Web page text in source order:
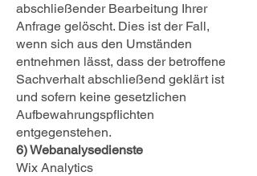
abschließender Bearbeitung Ihrer
Anfrage gelöscht. Dies ist der Fall,
wenn sich aus den Umständen
entnehmen lässt, dass der betroffene
Sachverhalt abschließend geklärt ist
und sofern keine gesetzlichen
Aufbewahrungspflichten
entgegenstehen.
6) Webanalysedienste
Wix Analytics